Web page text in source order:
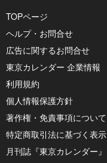
TOPページ
ヘルプ・お問合せ
広告に関するお問合せ
東京カレンダー 企業情報
利用規約
個人情報保護方針
著作権・免責事項について
特定商取引法に基づく表示
月刊誌『東京カレンダー』